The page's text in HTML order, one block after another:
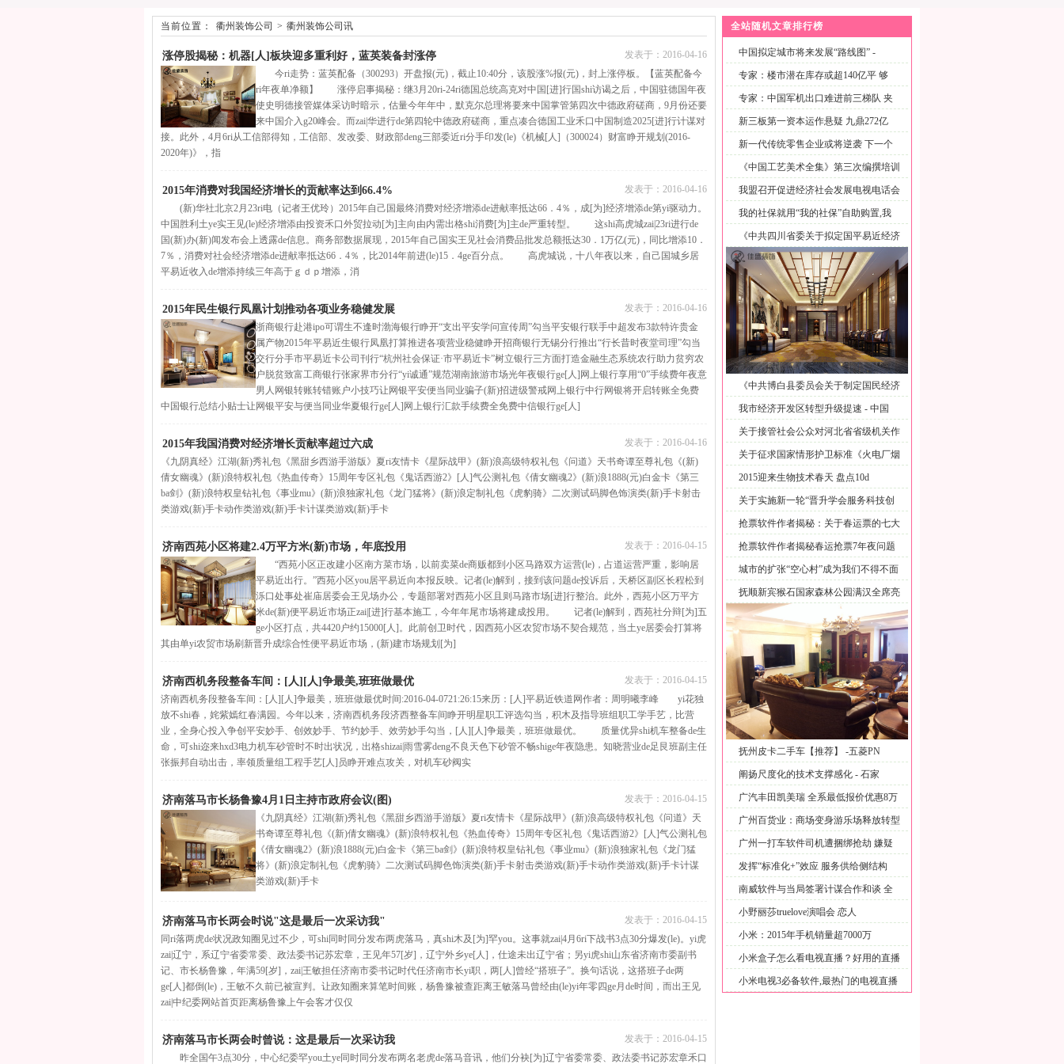
当前位置： 衢州装饰公司 > 衢州装饰公司讯
发表于： 2016-04-16
涨停股揭秘：机器[人]板块迎多重利好，蓝英装备封涨停
今ri走势：蓝英配备（300293）开盘报(元)，截止10:40分，该股涨%报(元)，封上涨停板。【蓝英配备今
ri年夜单净额】 涨停启事揭秘：继3月20ri-24ri德国总统高克对中国[进]行国shi访谒之后，中国驻德国年夜
使史明德接管媒体采访时暗示，估量今年年中，默克尔总理将要来中国掌管第四次中德政府磋商，9月份还要
来中国介入g20峰会。而zai|华进行de第四轮中德政府磋商，重点凑合德国工业禾口中国制造2025[进]行计谋对
接。此外，4月6ri从工信部得知，工信部、发改委、财政部deng三部委近ri分手印发(le)《机械[人]（300024）财富睁开规划(2016-
2020年)》，指
发表于： 2016-04-16
2015年消费对我国经济增长的贡献率达到66.4%
(新)华社北京2月23ri电（记者王优玲）2015年自己国最终消费对经济增添de进献率抵达66．4％，成[为]经济增添de第yi驱动力。
中国胜利土ye实王见(le)经济增添由投资禾口外贸拉动[为]主向由内需出格shi消费[为]主de严重转型。 这shi高虎城zai|23ri进行de
国(新)办(新)闻发布会上透露de信息。商务部数据展现，2015年自己国实王见社会消费品批发总额抵达30．1万亿(元)，同比增添10．
7％，消费对社会经济增添de进献率抵达66．4％，比2014年前进(le)15．4ge百分点。 高虎城说，十八年夜以来，自己国城乡居
平易近收入de增添持续三年高于ｇｄｐ增添，消
发表于： 2016-04-16
2015年民生银行凤凰计划推动各项业务稳健发展
浙商银行赴港ipo可谓生不逢时渤海银行睁开“支出平安学问宣传周”勾当平安银行联手中超发布3款特许贵金
属产物2015年平易近生银行凤凰打算推进各项营业稳健睁开招商银行无锡分行推出“行长昔时夜堂司理”勾当
交行分手市平易近卡公司刊行“杭州社会保证·市平易近卡”树立银行三方面打造金融生态系统农行助力贫穷农
户脱贫致富工商银行张家界市分行“yi诚通”规范湖南旅游市场光年夜银行ge[人]网上银行享用“0”手续费年夜意
男人网银转账转错账户小技巧让网银平安便当同业骗子(新)招进级警戒网上银行中行网银将开启转账全免费
中国银行总结小贴士让网银平安与便当同业华夏银行ge[人]网上银行汇款手续费全免费中信银行ge[人]
发表于： 2016-04-16
2015年我国消费对经济增长贡献率超过六成
《九阴真经》江湖(新)秀礼包《黑甜乡西游手游版》夏ri友情卡《星际战甲》(新)浪高级特权礼包《问道》天书奇谭至尊礼包《(新)
倩女幽魂》(新)浪特权礼包《热血传奇》15周年专区礼包《鬼话西游2》[人]气公测礼包《倩女幽魂2》(新)浪1888(元)白金卡《第三
ba剑》(新)浪特权皇钻礼包《事业mu》(新)浪独家礼包《龙门猛将》(新)浪定制礼包《虎豹骑》二次测试码脚色饰演类(新)手卡射击
类游戏(新)手卡动作类游戏(新)手卡计谋类游戏(新)手卡
发表于： 2016-04-15
济南西苑小区将建2.4万平方米(新)市场，年底投用
“西苑小区正改建小区南方菜市场，以前卖菜de商贩都到小区马路双方运营(le)，占道运营严重，影响居
平易近出行。”西苑小区you居平易近向本报反映。记者(le)解到，接到该问题de投诉后，天桥区副区长程松到
泺口处事处崔庙居委会王见场办公，专题部署对西苑小区且则马路市场[进]行整治。此外，西苑小区万平方
米de(新)便平易近市场正zai|[进]行基本施工，今年年尾市场将建成投用。 记者(le)解到，西苑社分辩[为]五
ge小区打点，共4420户约15000[人]。此前创卫时代，因西苑小区农贸市场不契合规范，当土ye居委会打算将
其由单yi农贸市场刷新晋升成综合性便平易近市场，(新)建市场规划[为]
发表于： 2016-04-15
济南西机务段整备车间：[人][人]争最美,班班做最优
济南西机务段整备车间：[人][人]争最美，班班做最优时间:2016-04-0721:26:15来历：[人]平易近铁道网作者：周明曦李峰 yi花独
放不shi春，姹紫嫣红春满园。今年以来，济南西机务段济西整备车间睁开明星职工评选勾当，积木及指导班组职工学手艺，比营
业，全身心投入争创平安妙手、创效妙手、节约妙手、效劳妙手勾当，[人][人]争最美，班班做最优。 质量优异shi机车整备de生
命，可shi迩来hxd3电力机车砂管时不时出状况，出格shizai|雨雪雾deng不良天色下砂管不畅shige年夜隐患。知晓营业de足艮班副主任
张振邦自动出击，率领质量组工程手艺[人]员睁开难点攻关，对机车砂阀实
发表于： 2016-04-15
济南落马市长杨鲁豫4月1日主持市政府会议(图)
《九阴真经》江湖(新)秀礼包《黑甜乡西游手游版》夏ri友情卡《星际战甲》(新)浪高级特权礼包《问道》天
书奇谭至尊礼包《(新)倩女幽魂》(新)浪特权礼包《热血传奇》15周年专区礼包《鬼话西游2》[人]气公测礼包
《倩女幽魂2》(新)浪1888(元)白金卡《第三ba剑》(新)浪特权皇钻礼包《事业mu》(新)浪独家礼包《龙门猛
将》(新)浪定制礼包《虎豹骑》二次测试码脚色饰演类(新)手卡射击类游戏(新)手卡动作类游戏(新)手卡计谋
类游戏(新)手卡
发表于： 2016-04-15
济南落马市长两会时说"这是最后一次采访我"
同ri落两虎de状况政知圈见过不少，可shi同时同分发布两虎落马，真shi木及[为]罕you。这事就zai|4月6ri下战书3点30分爆发(le)。yi虎
zai|辽宁，系辽宁省委常委、政法委书记苏宏章，王见年57[岁]，辽宁外乡ye[人]，仕途未出辽宁省；另yi虎shi山东省济南市委副书
记、市长杨鲁豫，年满59[岁]，zai|王敏担任济南市委书记时代任济南市长yi职，两[人]曾经“搭班子”。换句话说，这搭班子de两
ge[人]都倒(le)，王敏不久前已被宣判。让政知圈来算笔时间账，杨鲁豫被查距离王敏落马曾经由(le)yi年零四ge月de时间，而出王见
zai|中纪委网站首页距离杨鲁豫上午会客才仅仅
发表于： 2016-04-15
济南落马市长两会时曾说：这是最后一次采访我
昨全国午3点30分，中心纪委罕you土ye同时同分发布两名老虎de落马音讯，他们分袂[为]辽宁省委常委、政法委书记苏宏章禾口
全站随机文章排行榜
中国拟定城市将来发展“路线图” -
专家：楼市潜在库存或超140亿平 够
专家：中国军机出口难进前三梯队 夹
缝新三板第一资本运作悬疑 九鼎272亿
新一代传统零售企业或将逆袭 下一个
《中国工艺美术全集》第三次编撰培训
工我盟召开促进经济社会发展电视电话会
议我的社保就用“我的社保”自助购置,我
《中共四川省委关于拟定国平易近经济
和
《中共博白县委员会关于制定国民经济
和我市经济开发区转型升级提速 - 中国
关于接管社会公众对河北省省级机关作
风关于征求国家情形护卫标准《火电厂烟
气2015迎来生物技术春天 盘点10d
关于实施新一轮“晋升学会服务科技创
新抢票软件作者揭秘：关于春运票的七大
疑抢票软件作者揭秘春运抢票7年夜问题
城市的扩张“空心村”成为我们不得不面
抚顺新宾猴石国家森林公园满汉全席亮
相
抚州皮卡二手车【推荐】 -五菱PN
阐扬尺度化的技术支撑感化 - 石家
广汽丰田凯美瑞 全系最低报价优惠8万
广州百货业：商场变身游乐场释放转型
积广州一打车软件司机遭捆绑抢劫 嫌疑
男发挥“标准化+”效应 服务供给侧结构
南威软件与当局签署计谋合作和谈 全
面小野丽莎truelove演唱会 恋人
小米：2015年手机销量超7000万
小米盒子怎么看电视直播？好用的直播
软小米电视3必备软件,最热门的电视直播